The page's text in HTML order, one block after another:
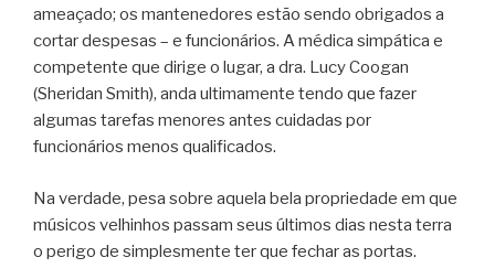
ameaçado; os mantenedores estão sendo obrigados a
cortar despesas – e funcionários. A médica simpática e
competente que dirige o lugar, a dra. Lucy Coogan
(Sheridan Smith), anda ultimamente tendo que fazer
algumas tarefas menores antes cuidadas por
funcionários menos qualificados.
Na verdade, pesa sobre aquela bela propriedade em que
músicos velhinhos passam seus últimos dias nesta terra
o perigo de simplesmente ter que fechar as portas.